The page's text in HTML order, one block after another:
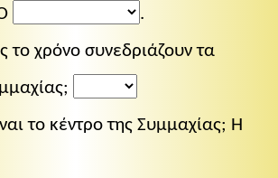
.
το χρόνο συνεδριάζουν τα
το κέντρο της Συμμαχίας; Η